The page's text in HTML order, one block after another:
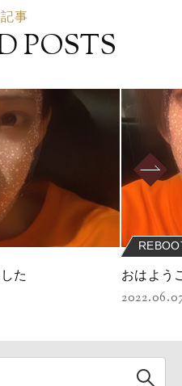
事
POSTS
た おはよう